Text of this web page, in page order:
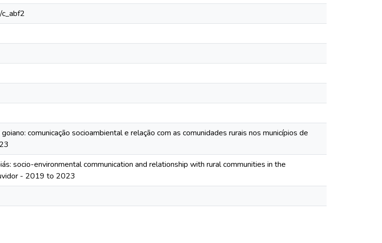
comunicação socioambiental e relação com as comunidades rurais nos municípios de
socio-environmental communication and relationship with rural communities in the
- 2019 to 2023